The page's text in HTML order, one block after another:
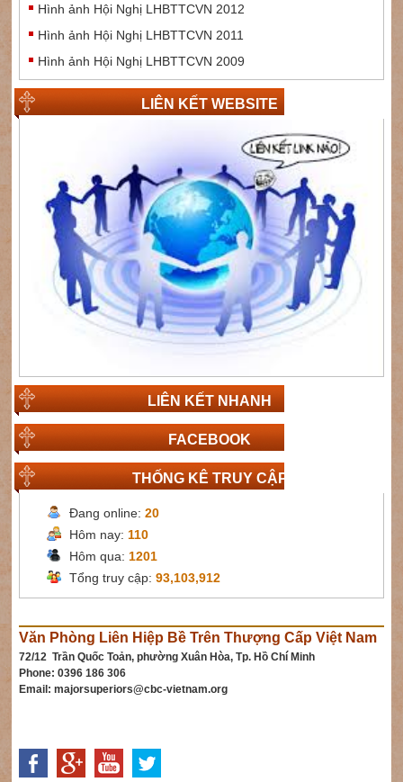
Hình ảnh Hội Nghị LHBTTCVN 2012
Hình ảnh Hội Nghị LHBTTCVN 2011
Hình ảnh Hội Nghị LHBTTCVN 2009
LIÊN KẾT WEBSITE
LIÊN KẾT NHANH
FACEBOOK
THỐNG KÊ TRUY CẬP
Đang online:20
Hôm nay: 110
Hôm qua: 1201
Tổng truy cập:93,103,912
Văn Phòng Liên Hiệp Bề Trên Thượng Cấp Việt Nam
72/12 Trần Quốc Toản, phường Xuân Hòa, Tp. Hồ Chí Minh
Phone: 0396 186 306
Email:majorsuperiors@cbc-vietnam.org